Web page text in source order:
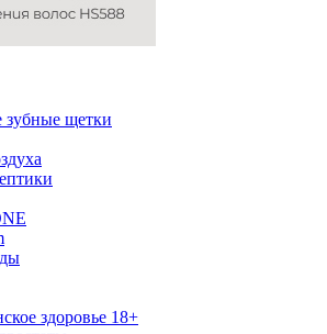
зубные щетки
здоровье 18+